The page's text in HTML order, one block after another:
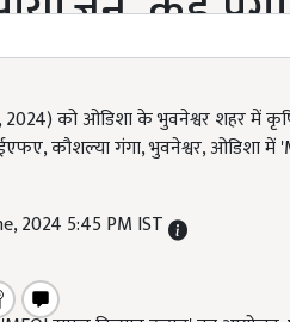
को ओडिशा के भुवनेश्वर शहर में
कौशल्या गंगा, भुवनेश्वर, ओडिशा में
2024 5:45 PM IST